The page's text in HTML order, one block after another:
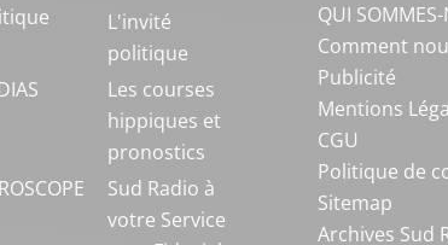
L'invité
politique
Les courses
hippiques et
pronostics
Sud Radio à
votre Service
QUI
Comment
Publicité
Mentions
CGU
Politique de
Sitemap
Archives Sud